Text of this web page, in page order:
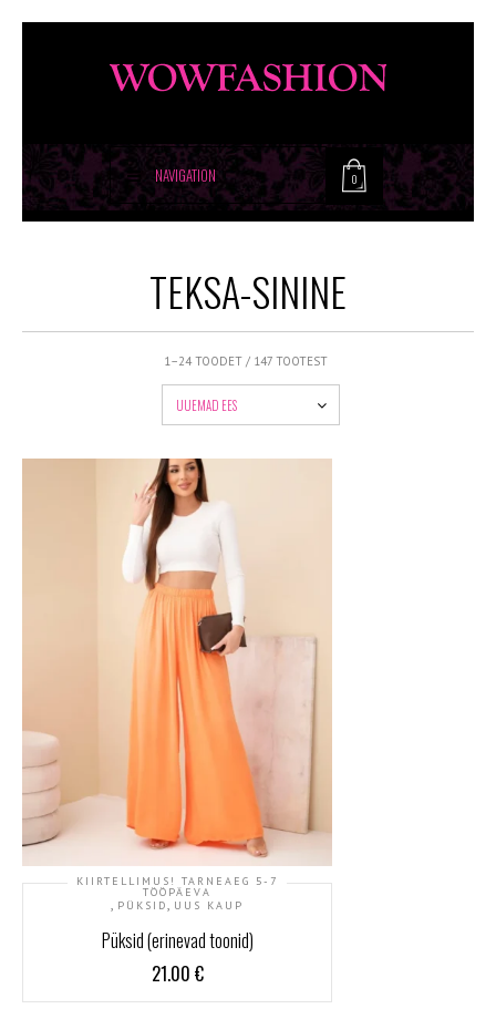
0
NAVIGATION
TEKSA-SININE
1–24 TOODET / 147 TOOTEST
UUEMAD EES
KIIRTELLIMUS! TARNEAEG 5-7
TÖÖPÄEVA
, PÜKSID, UUS KAUP
Püksid (erinevad toonid)
21.00 €